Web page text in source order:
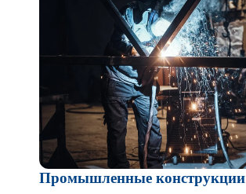
Промышленные конструкции